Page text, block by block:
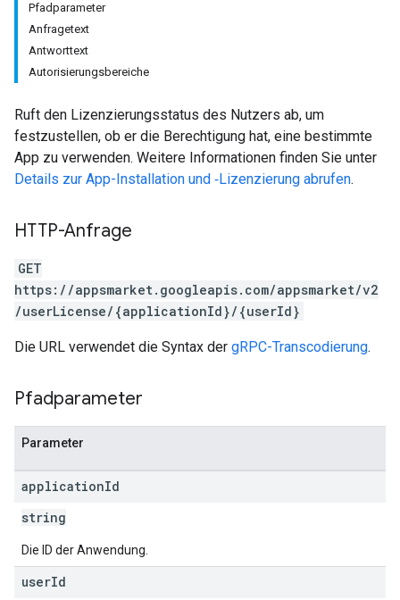
Pfadparameter
Anfragetext
Antworttext
Autorisierungsbereiche
Ruft den Lizenzierungsstatus des Nutzers ab, um
festzustellen, ob er die Berechtigung hat, eine bestimmte
App zu verwenden. Weitere Informationen finden Sie unter
Details zur App-Installation und ‑Lizenzierung abrufen.
HTTP-Anfrage
GET
https://appsmarket.googleapis.com/appsmarket/v2
/userLicense/{applicationId}/{userId}
Die URL verwendet die Syntax der gRPC-Transcodierung.
Pfadparameter
Parameter
applicationId
string
Die ID der Anwendung.
userId